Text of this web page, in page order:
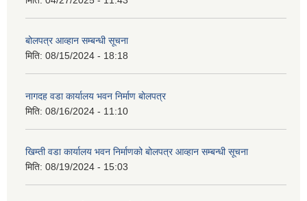
बोलपत्र आव्हान सम्बन्धी सूचना
मिति: 08/15/2024 - 18:18
नागदह वडा कार्यालय भवन निर्माण बोलपत्र
मिति: 08/16/2024 - 11:10
खिम्ती वडा कार्यालय भवन निर्माणको बोलपत्र आव्हान सम्बन्धी सूचना
मिति: 08/19/2024 - 15:03